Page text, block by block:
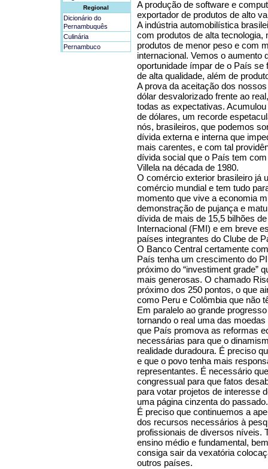
Regional
Dicionário do
Pernambuquês
Culinária
Pernambuco
A produção de software e
exportador de produtos de alto
A indústria automobilística
com produtos de alta
produtos de menor peso e com
internacional. Vemos o
oportunidade ímpar de o País
de alta qualidade, além de
A prova da aceitação dos
dólar desvalorizado frente ao
todas as expectativas.
de dólares, um recorde
nós, brasileiros, que podemos
dívida externa e interna que
mais carentes, e com tal
dívida social que o País tem
Villela na década de 1980.
O comércio exterior brasileiro já
comércio mundial e tem tudo
momento que vive a economia
demonstração de pujança e
dívida de mais de 15,5 bilhões
Internacional (FMI) e em breve
países integrantes do Clube de
O Banco Central certamente
País tenha um crescimento do
próximo do “investiment grade”
mais generosas. O chamado
próximo dos 250 pontos, o que
como Peru e Colômbia que não
Em paralelo ao grande
tornando o real uma das
que País promova as reformas
necessárias para que o
realidade duradoura. É preciso
e que o povo tenha mais
representantes. É necessário
congressual para que fatos
para votar projetos de interesse
uma página cinzenta do passado.
É preciso que continuemos a
dos recursos necessários à
profissionais de diversos níveis.
ensino médio e fundamental,
consiga sair da vexatória
outros países.